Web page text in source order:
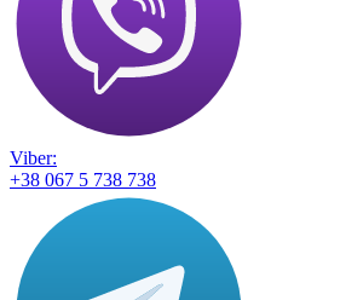
Viber:
+38 067 5 738 738